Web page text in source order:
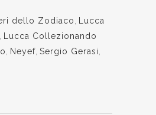
dello Zodiaco
Lucca
Lucca Collezionando
Neyef Sergio Gerasi